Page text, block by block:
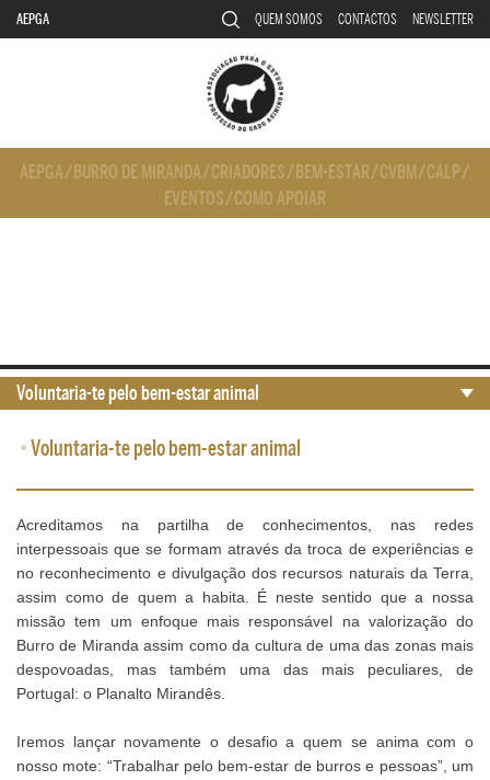
AEPGA QUEM SOMOS CONTACTOS NEWSLETTER
AEPGA/ BURRO DE MIRANDA/CRIADORES/ BEM-ESTAR/CVBM/CALP/
EVENTOS/COMO APOIAR
•Voluntaria-te pelo bem-estar animal
Acreditamos na partilha de conhecimentos, nas redes
interpessoais que se formam através da troca de experiências e
no reconhecimento e divulgação dos recursos naturais da Terra,
assim como de quem a habita. É neste sentido que a nossa
missão tem um enfoque mais responsável na valorização do
Burro de Miranda assim como da cultura de uma das zonas mais
despovoadas, mas também uma das mais peculiares, de
Portugal: o Planalto Mirandês.
Iremos lançar novamente o desafio a quem se anima com o
nosso mote: “Trabalhar pelo bem-estar de burros e pessoas”, um
Voluntaria-te pelo bem-estar animal